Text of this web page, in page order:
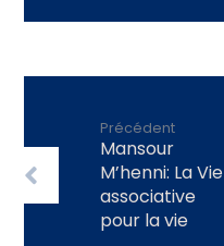
Précédent
Mansour
M’henni: La Vie
associative
pour la vie